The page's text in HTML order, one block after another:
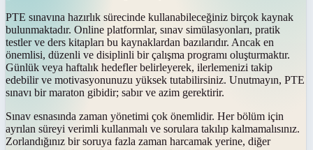
PTE sınavına hazırlık sürecinde kullanabileceğiniz birçok kaynak
bulunmaktadır. Online platformlar, sınav simülasyonları, pratik
testler ve ders kitapları bu kaynaklardan bazılarıdır. Ancak en
önemlisi, düzenli ve disiplinli bir çalışma programı oluşturmaktır.
Günlük veya haftalık hedefler belirleyerek, ilerlemenizi takip
edebilir ve motivasyonunuzu yüksek tutabilirsiniz. Unutmayın, PTE
sınavı bir maraton gibidir; sabır ve azim gerektirir.
Sınav esnasında zaman yönetimi çok önemlidir. Her bölüm için
ayrılan süreyi verimli kullanmalı ve sorulara takılıp kalmamalısınız.
Zorlandığınız bir soruya fazla zaman harcamak yerine, diğer